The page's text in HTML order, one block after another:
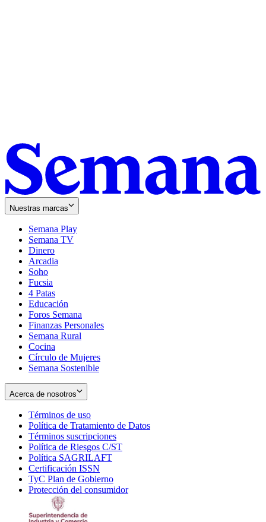
Nuestras marcas
Semana Play
Semana TV
Dinero
Arcadia
Soho
in
new
window
Fucsia
in
new
window
4 Patas
Educación
Foros Semana
Finanzas Personales
Semana Rural
Cocina
Círculo de Mujeres
Semana Sostenible
Acerca de nosotros
Términos de uso
in
new
window
Política de Tratamiento de Datos
Términos suscripciones
in
Política de Riesgos C/ST
Política SAGRILAFT
new
window
Certificación ISSN
in
new
TyC Plan de Gobierno
in
Protección del consumidorOpens